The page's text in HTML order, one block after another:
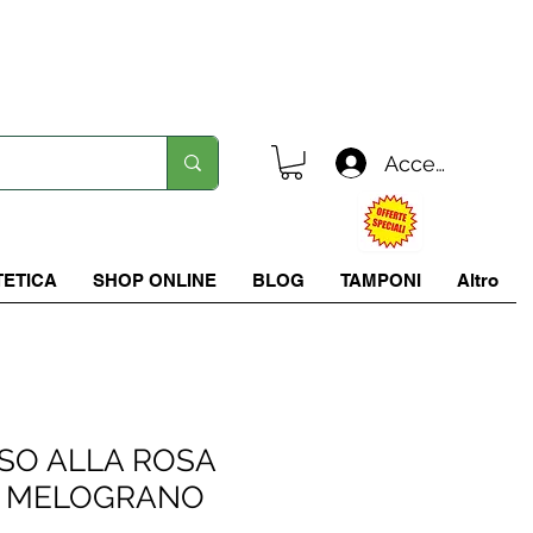
Accedi
SHOP ONLINE BLOG TAMPONI Altro
ALLA ROSA